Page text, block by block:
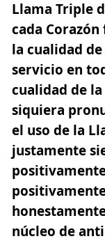
Llama Triple
cada
la cualidad
servicio en
cualidad de
siquiera
el uso de la
justamente
núcleo de